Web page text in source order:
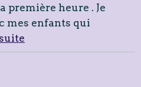
première heure . Je
mes enfants qui